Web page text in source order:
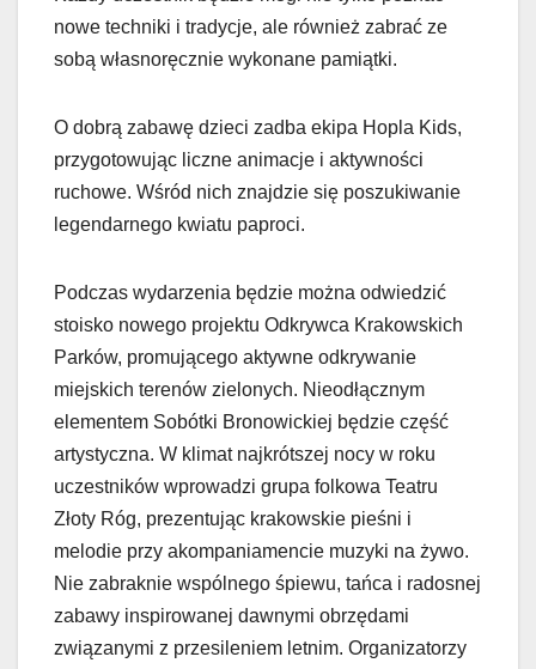
nowe techniki i tradycje, ale również zabrać ze
sobą własnoręcznie wykonane pamiątki.
O dobrą zabawę dzieci zadba ekipa Hopla Kids,
przygotowując liczne animacje i aktywności
ruchowe. Wśród nich znajdzie się poszukiwanie
legendarnego kwiatu paproci.
Podczas wydarzenia będzie można odwiedzić
stoisko nowego projektu Odkrywca Krakowskich
Parków, promującego aktywne odkrywanie
miejskich terenów zielonych. Nieodłącznym
elementem Sobótki Bronowickiej będzie część
artystyczna. W klimat najkrótszej nocy w roku
uczestników wprowadzi grupa folkowa Teatru
Złoty Róg, prezentując krakowskie pieśni i
melodie przy akompaniamencie muzyki na żywo.
Nie zabraknie wspólnego śpiewu, tańca i radosnej
zabawy inspirowanej dawnymi obrzędami
związanymi z przesileniem letnim. Organizatorzy